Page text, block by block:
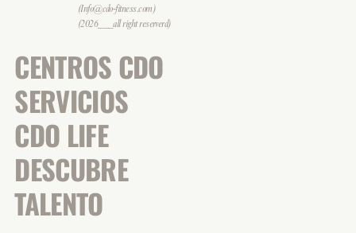
(Info@cdo-fitness.com)
(2026___all right reserverd)
CENTROS CDO
SERVICIOS
CDO LIFE
DESCUBRE
TALENTO